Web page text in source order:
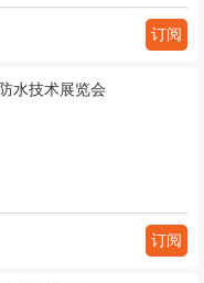
订阅
水技术展览会
订阅